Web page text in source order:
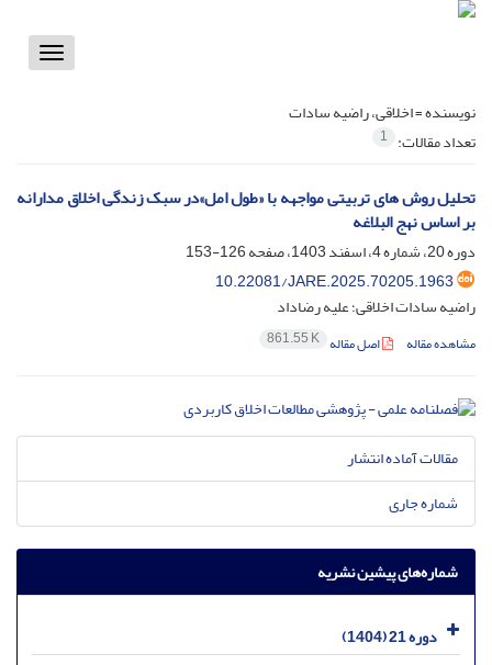
Toggle
نویسنده =اخلاقی، راضیه سادات
تعداد مقالات: 1
تحلیل روش های تربیتی مواجهه با «طول امل»در سبک زندگی اخلاق مدارانه
بر اساس نهج البلاغه
دوره 20، شماره 4، اسفند 1403، صفحه
126-153
10.22081/JARE.2025.70205.1963
راضیه سادات اخلاقی؛ علیه رضاداد
مشاهده مقاله اصل مقاله 861.55 K
مقالات آماده انتشار
شماره جاری
شماره‌های پیشین نشریه
دوره 21 (1404)